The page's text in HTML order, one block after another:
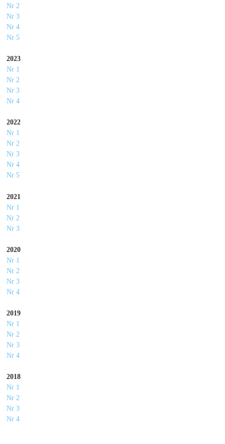
Nr 2
Nr 3
Nr 4
Nr 5
2023
Nr 1
Nr 2
Nr 3
Nr 4
2022
Nr 1
Nr 2
Nr 3
Nr 4
Nr 5
2021
Nr 1
Nr 2
Nr 3
2020
Nr 1
Nr 2
Nr 3
Nr 4
2019
Nr 1
Nr 2
Nr 3
Nr 4
2018
Nr 1
Nr 2
Nr 3
Nr 4